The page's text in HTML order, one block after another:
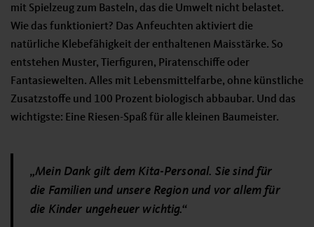
mit Spielzeug zum Basteln, das die Umwelt nicht belastet.
Wie das funktioniert? Das Anfeuchten aktiviert die
natürliche Klebefähigkeit der enthaltenen Maisstärke. So
entstehen Muster, Tierfiguren, Piratenschiffe oder
Fantasiewelten. Alles mit Lebensmittelfarbe, ohne künstliche
Zusatzstoffe und 100 Prozent biologisch abbaubar. Und das
wichtigste: Eine Riesen-Spaß für alle kleinen Baumeister.
„Mein Dank gilt dem Kita-Personal. Sie sind für
die Familien und unsere Region und vor allem für
die Kinder ungeheuer wichtig.“